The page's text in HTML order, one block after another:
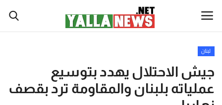
أخبار العالم
أخبار الوطن العربي
لبنان
جيش الاحتلال يهدد بتوسيع
عملياته بلبنان والمقاومة ترد بقصف